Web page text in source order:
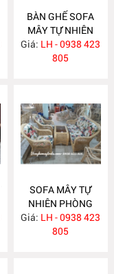
BÀN GHẾ SOFA
MÂY TỰ NHIÊN
PHÒNG KHÁCH
MA624
Giá: LH - 0938 423
805
SOFA MÂY TỰ
NHIÊN PHÒNG
KHÁCH MA620
Giá: LH - 0938 423
805